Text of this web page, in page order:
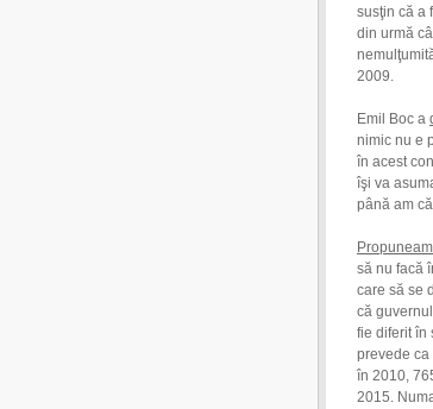
susţin că a
din urmă
2009.
Emil Boc a
nimic nu e
în acest
îşi va
până am
Propuneam
să nu facă
care să se
că
fie diferit în
prevede
în 2010,
2015.